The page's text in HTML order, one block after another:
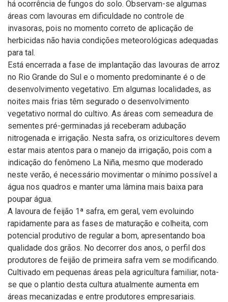
há ocorrência de fungos do solo. Observam-se algumas
áreas com lavouras em dificuldade no controle de
invasoras, pois no momento correto de aplicação de
herbicidas não havia condições meteorológicas adequadas
para tal.
Está encerrada a fase de implantação das lavouras de arroz
no Rio Grande do Sul e o momento predominante é o de
desenvolvimento vegetativo. Em algumas localidades, as
noites mais frias têm segurado o desenvolvimento
vegetativo normal do cultivo. As áreas com semeadura de
sementes pré-germinadas já receberam adubação
nitrogenada e irrigação. Nesta safra, os orizicultores devem
estar mais atentos para o manejo da irrigação, pois com a
indicação do fenômeno La Niña, mesmo que moderado
neste verão, é necessário movimentar o mínimo possível a
água nos quadros e manter uma lâmina mais baixa para
poupar água.
A lavoura de feijão 1ª safra, em geral, vem evoluindo
rapidamente para as fases de maturação e colheita, com
potencial produtivo de regular a bom, apresentando boa
qualidade dos grãos. No decorrer dos anos, o perfil dos
produtores de feijão de primeira safra vem se modificando.
Cultivado em pequenas áreas pela agricultura familiar, nota-
se que o plantio desta cultura atualmente aumenta em
áreas mecanizadas e entre produtores empresariais.